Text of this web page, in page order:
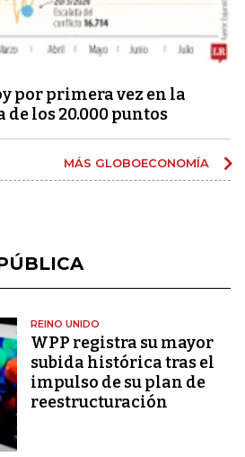
por primera vez en la
los 20.000 puntos
MÁS GLOBOECONOMÍA
REINO UNIDO
WPP registra su mayor
subida histórica tras el
impulso de su plan de
reestructuración